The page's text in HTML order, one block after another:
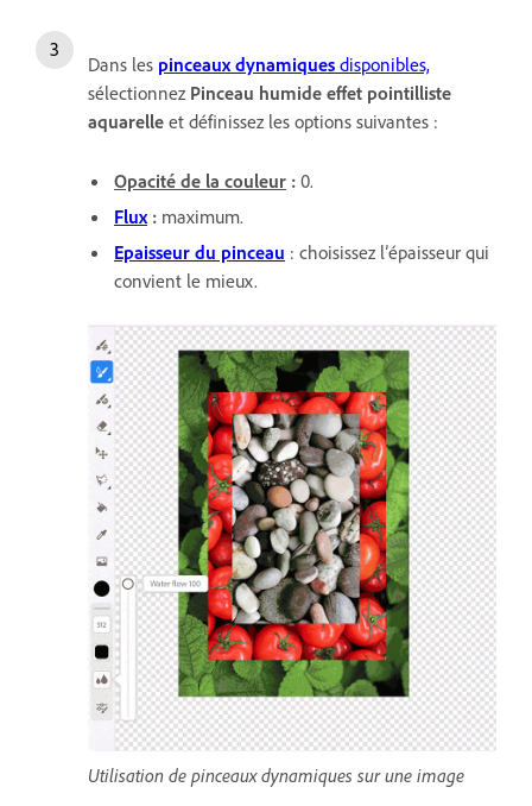
Dans les pinceaux dynamiques disponibles,
sélectionnez Pinceau humide effet pointilliste
aquarelle et définissez les options suivantes :
Opacité de la couleur : 0.
Flux: maximum.
Epaisseur du pinceau : choisissez l’épaisseur qui
convient le mieux.
Utilisation de pinceaux dynamiques sur une image